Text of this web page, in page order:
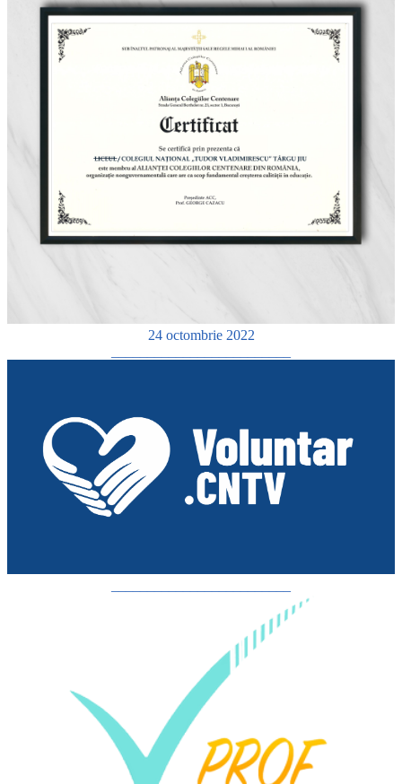
24 octombrie 2022